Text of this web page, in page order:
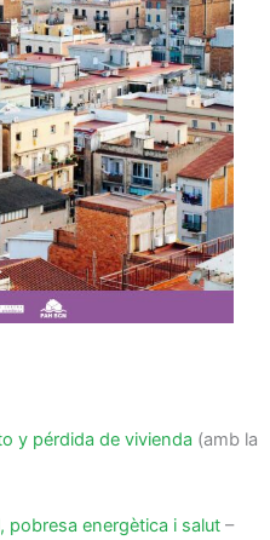
y pérdida de vivienda (amb la
pobresa energètica i salut–